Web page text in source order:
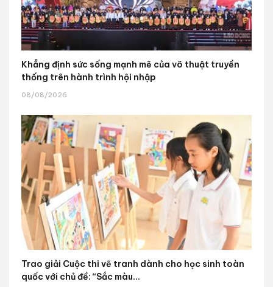
Khẳng định sức sống mạnh mẽ của võ thuật truyền
thống trên hành trình hội nhập
08/08/2026
Trao giải Cuộc thi vẽ tranh dành cho học sinh toàn
quốc với chủ đề: “Sắc màu...